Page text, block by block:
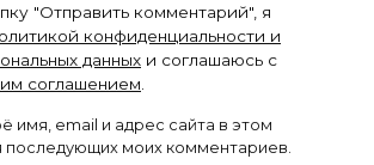
"Отправить комментарий", я
конфиденциальности и
данных и соглашаюсь с
соглашением
имя, email и адрес сайта в этом
последующих моих комментариев.